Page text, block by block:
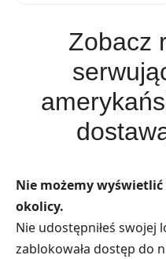
Zobacz
Nie możemy
okolicy.
Nie udostępniłeś swojej
zablokowała dostęp do